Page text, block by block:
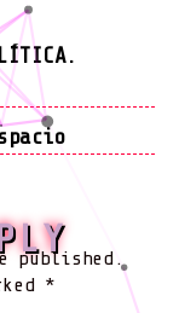
published.
*